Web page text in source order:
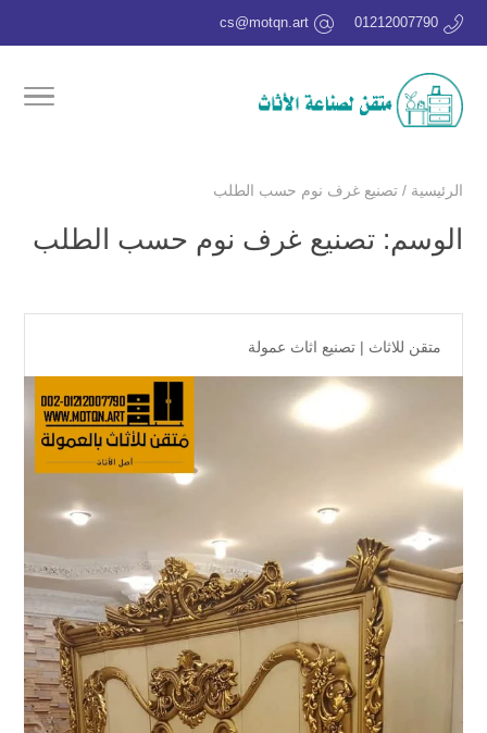
01212007790
cs@motqn.art
الرئيسية / تصنيع غرف نوم حسب الطلب
الوسم: تصنيع غرف نوم حسب الطلب
متقن للاثاث | تصنيع اثاث عمولة